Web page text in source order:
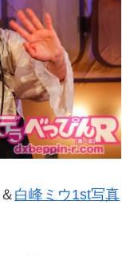
＆ 白峰ミウ1st写真